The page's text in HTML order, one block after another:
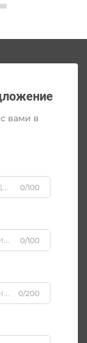
вами в
0/100
0/100
0/200